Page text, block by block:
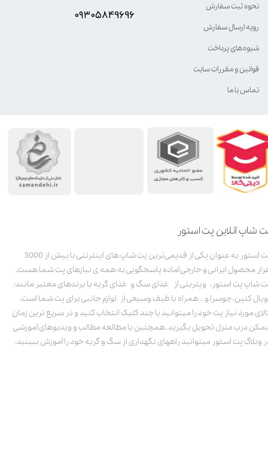
شاپ آنلاین پت استور
پت استور به عنوان یکی از قدیمی‌ترین پت شاپ های اینترنتی با بیش از 3000
محصول ایرانی و خارجی آماده پاسخگویی به همه ی نیازهای پت شما هست.
شاپ پت استور، ویترینی از غذای سگ و غذای گربه با برندهای معتبر مانند:
کنین، جوسرا و .. همراه با طیف وسیعی از لوازم جانبی برای پت شما است.
مورد نیاز پت خود را میتوانید با چند کلیک انتخاب کنید و در سریع ترین زمان
درب منزل تحویل بگیرید. همچنین با مطالعه مطالب و ویدیوهای آموزشی
وبلاگ پت استور میتوانید راههای نگهداری از سگ و گربه خود را آموزش ببینید.
نحوه ثبت سفارش
رویه ارسال سفارش
شیوه‌های پرداخت
قوانین و مقررات سایت
تماس با ما
۰۹۳۰۵8۴9696